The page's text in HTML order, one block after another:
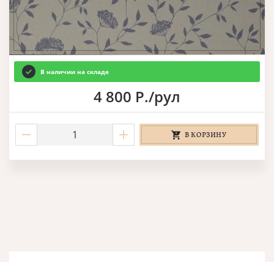
В наличии на складе
4 800 Р./рул
В КОРЗИНУ